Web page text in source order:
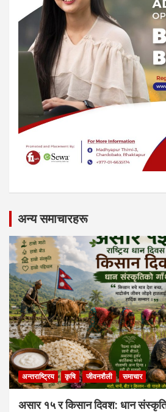
अन्य समाचारहरू
अन्तराष्ट्रिय कृषि जीवनशैली समाचार
असार १५ र किसान दिवश: धान